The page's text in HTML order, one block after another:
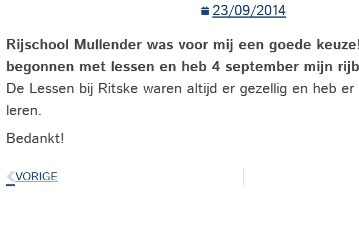
23/09/2014
Rijschool Mullender was voor mij een goede
begonnen met lessen en heb 4 september mijn
De Lessen bij Ritske waren altijd er gezellig en heb
leren.
Bedankt!
VORIGE